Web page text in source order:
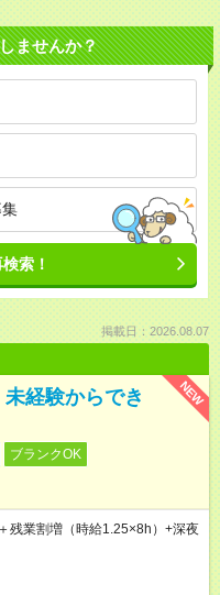
ませんか？
索！
掲載日：2026.08.07
NEW
未経験からでき
ブランクOK
残業割増（時給1.25×8h）+深夜